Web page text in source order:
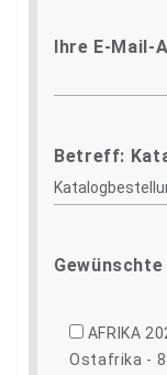
Ihre E-Mail-
Betreff:
AFRIKA
Ostafrika -